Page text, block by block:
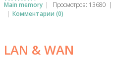
Main memory | Просмотров: 13680 |
| Комментарии (0)
LAN & WAN